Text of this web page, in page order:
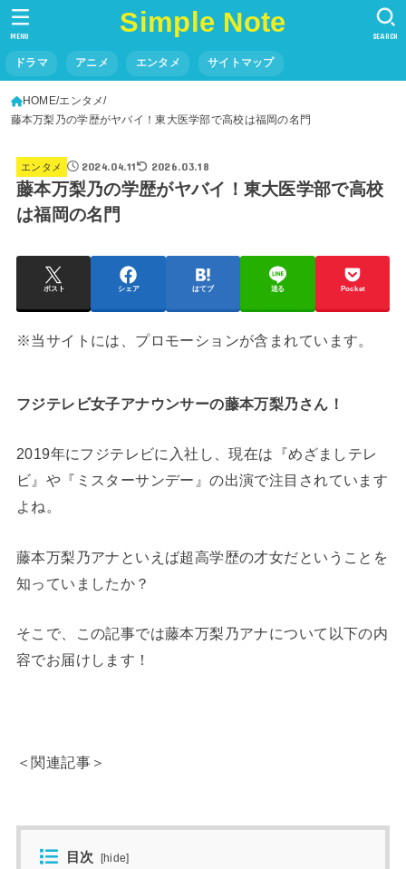
Simple Note
ドラマ アニメ エンタメ サイトマップ
SEARCH
MENU
HOME エンタメ
藤本万梨乃の学歴がヤバイ！東大医学部で高校は福岡の名門
エンタメ 2024.04.11 2026.03.18
藤本万梨乃の学歴がヤバイ！東大医学部で高校
は福岡の名門
ポスト シェア はてブ 送る Pocket
※当サイトには、プロモーションが含まれています。
フジテレビ女子アナウンサーの藤本万梨乃さん！
2019年にフジテレビに入社し、現在は『めざましテレ
ビ』や『ミスターサンデー』の出演で注目されています
よね。
藤本万梨乃アナといえば超高学歴の才女だということを
知っていましたか？
そこで、この記事では藤本万梨乃アナについて以下の内
容でお届けします！
＜関連記事＞
目次 [hide]